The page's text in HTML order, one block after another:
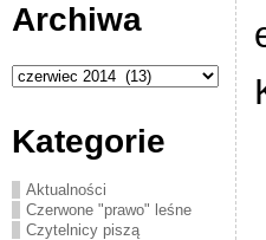
Archiwa
Archiwa
Kategorie
Aktualności
Czerwone "prawo" leśne
Czytelnicy piszą